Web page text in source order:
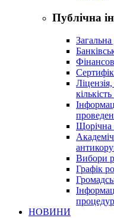
Публічна
Щорічна
Вибори
Графік
процедур
НОВИНИ